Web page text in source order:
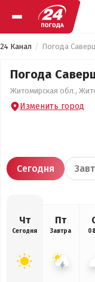
24 Канал Погода
Погода
Житомирская обл.,
Изменить город
Сегодня
Чт
Сегодня
Пт
Завтра